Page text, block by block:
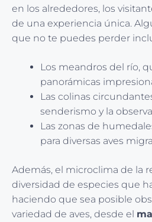
en los alrededores, los
de una experiencia única.
que no te puedes perder
Los meandros del río,
panorámicas
Las colinas
senderismo y la
Las zonas de
para diversas aves
Además, el microclima de la
diversidad de especies que
haciendo que sea posible
variedad de aves, desde el